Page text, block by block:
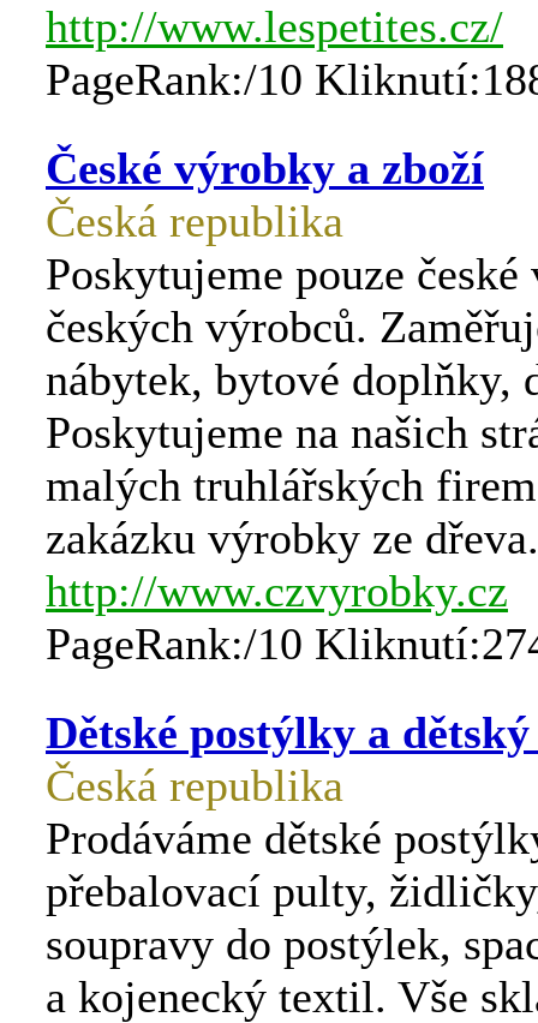
http://www.lespetites.cz/
PageRank:/10
České výrobky a zboží
Česká republika
Poskytujeme pouze
českých výrobců.
nábytek, bytové doplňky,
Poskytujeme na našich
malých truhlářských
zakázku výrobky ze dřeva.
http://www.czvyrobky.cz
PageRank:/10
Dětské postýlky a
Česká republika
Prodáváme dětské
přebalovací pulty,
soupravy do postýlek,
a kojenecký textil. Vše